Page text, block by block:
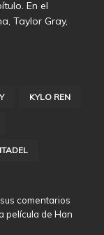
En el
Taylor Gray,
KYLO REN
comentarios
película de Han